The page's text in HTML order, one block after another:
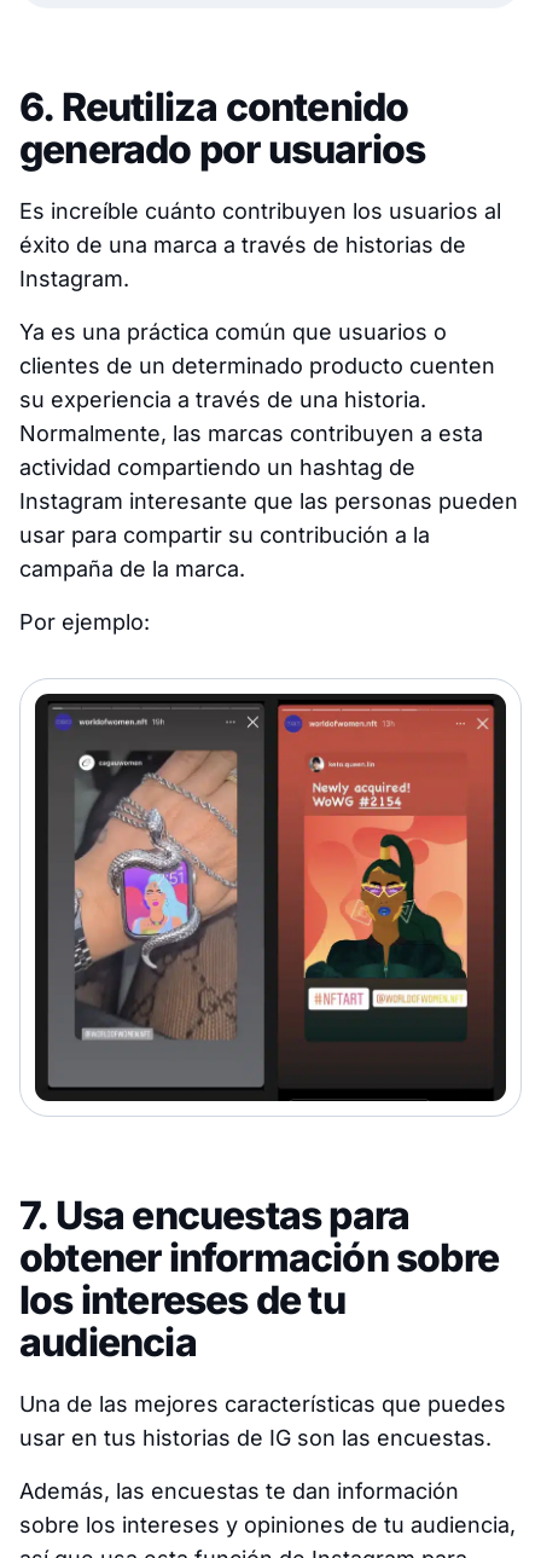
6. Reutiliza contenido
generado por usuarios
Es increíble cuánto contribuyen los usuarios al
éxito de una marca a través de historias de
Instagram.
Ya es una práctica común que usuarios o
clientes de un determinado producto cuenten
su experiencia a través de una historia.
Normalmente, las marcas contribuyen a esta
actividad compartiendo un hashtag de
Instagram interesante que las personas pueden
usar para compartir su contribución a la
campaña de la marca.
Por ejemplo:
7. Usa encuestas para
obtener información sobre
los intereses de tu
audiencia
Una de las mejores características que puedes
usar en tus historias de IG son las encuestas.
Además, las encuestas te dan información
sobre los intereses y opiniones de tu audiencia,